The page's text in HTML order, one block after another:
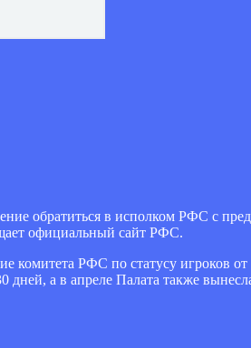
обратиться в исполком РФС с
официальный сайт РФС.
комитета РФС по статусу игроков
дней, а в апреле Палата также